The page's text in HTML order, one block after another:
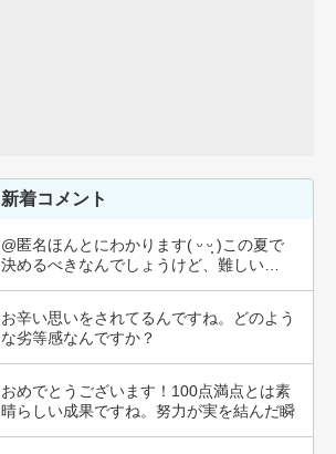
新着コメント
@匿名ほんとにわかります( ᵕ ᵕ̩̩ )この夏で
決めるべきなんでしょうけど、難しい…
お辛い思いをされてるんですね。どのよう
な劣等感なんですか？
おめでとうございます！100点満点とは素
晴らしい成果ですね。努力が実を結んだ瞬